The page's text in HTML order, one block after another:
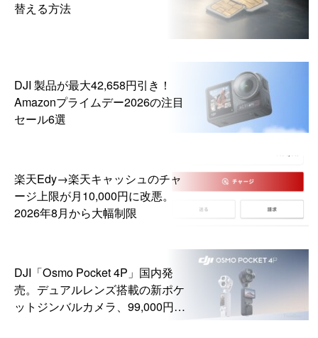
替える方法
DJI 製品が最大42,658円引き！
Amazonプライムデー2026の注目
セール6選
楽天Edy→楽天キャッシュのチャ
ージ上限が月10,000円に改悪。
2026年8月から大幅制限
DJI「Osmo Pocket 4P」国内発
売。デュアルレンズ搭載の新ポケ
ットジンバルカメラ、99,000円か